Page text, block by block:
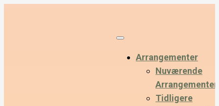
Arrangementer
Nuværende
Arrangementer
Tidligere